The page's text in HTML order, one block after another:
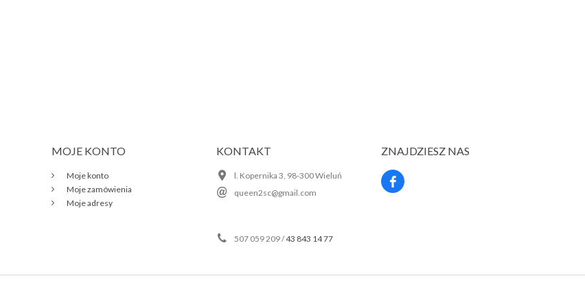
MOJE KONTO
Moje konto
Moje zamówienia
Moje adresy
KONTAKT
l. Kopernika 3, 98-300 Wieluń
queen2sc@gmail.com
507 059 209 /43 843 14 77
ZNAJDZIESZ NAS